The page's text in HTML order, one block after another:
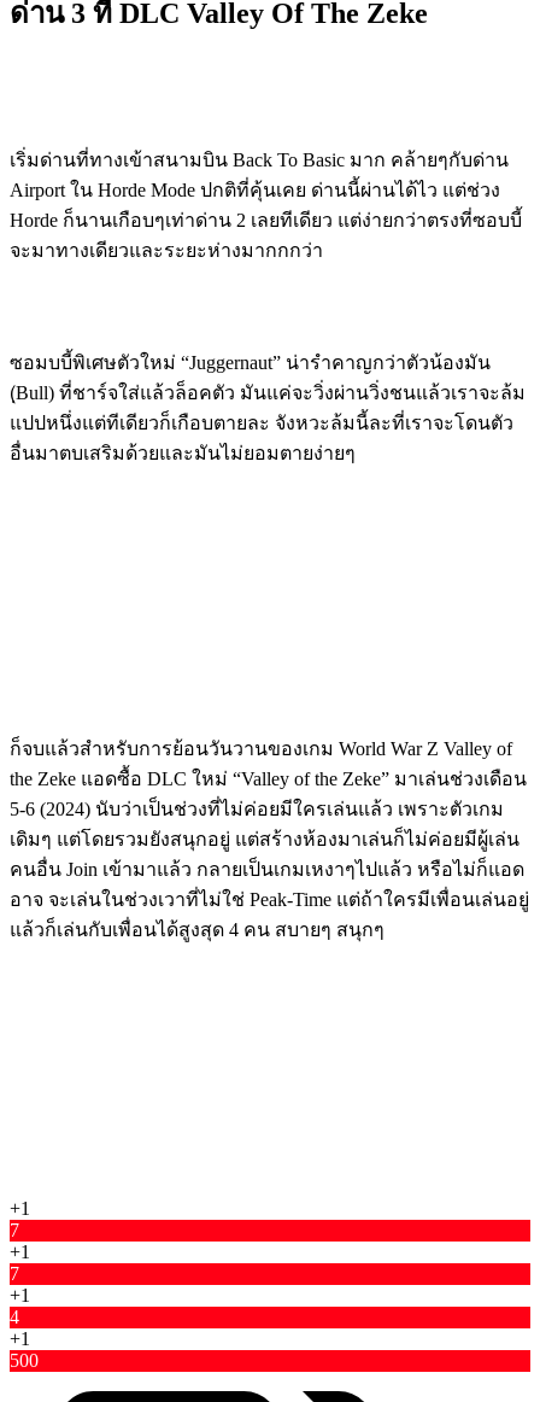
ด่าน 3 ที่ DLC Valley Of The Zeke
เริ่มด่านที่ทางเข้าสนามบิน Back To Basic มาก คล้ายๆกับด่าน
Airport ใน Horde Mode ปกติที่คุ้นเคย ด่านนี้ผ่านได้ไว แต่ช่วง
Horde ก็นานเกือบๆเท่าด่าน 2 เลยทีเดียว แต่ง่ายกว่าตรงที่ซอบบี้
จะมาทางเดียวและระยะห่างมากกกว่า
ซอมบบี้พิเศษตัวใหม่ “Juggernaut” น่ารำคาญกว่าตัวน้องมัน
(ฺBull) ที่ชาร์จใส่แล้วล็อคตัว มันแค่จะวิ่งผ่านวิ่งชนแล้วเราจะล้ม
แปปหนึ่งแต่ทีเดียวก็เกือบตายละ จังหวะล้มนี้ละที่เราจะโดนตัว
อื่นมาตบเสริมด้วยและมันไม่ยอมตายง่ายๆ
ก็จบแล้วสำหรับการย้อนวันวานของเกม World War Z Valley of
the Zeke แอดซื้อ DLC ใหม่ “Valley of the Zeke” มาเล่นช่วงเดือน
5-6 (2024) นับว่าเป็นช่วงที่ไม่ค่อยมีใครเล่นแล้ว เพราะตัวเกม
เดิมๆ แต่โดยรวมยังสนุกอยู่ แต่สร้างห้องมาเล่นก็ไม่ค่อยมีผู้เล่น
คนอื่น Join เข้ามาแล้ว กลายเป็นเกมเหงาๆไปแล้ว หรือไม่ก็แอด
อาจ จะเล่นในช่วงเวาที่ไม่ใช่ Peak-Time แต่ถ้าใครมีเพื่อนเล่นอยู่
แล้วก็เล่นกับเพื่อนได้สูงสุด 4 คน สบายๆ สนุกๆ
+1
7
+1
7
+1
4
+1
500